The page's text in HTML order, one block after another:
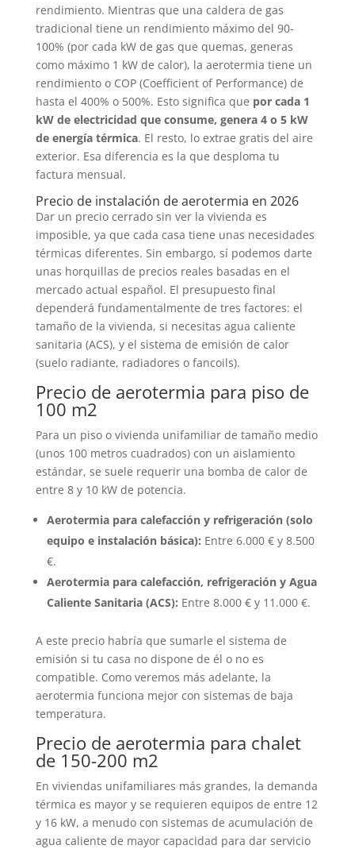
rendimiento. Mientras que una caldera de gas
tradicional tiene un rendimiento máximo del 90-
100% (por cada kW de gas que quemas, generas
como máximo 1 kW de calor), la aerotermia tiene un
rendimiento o COP (Coefficient of Performance) de
hasta el 400% o 500%. Esto significa que por cada 1
kW de electricidad que consume, genera 4 o 5 kW
de energía térmica. El resto, lo extrae gratis del aire
exterior. Esa diferencia es la que desploma tu
factura mensual.
Precio de instalación de aerotermia en 2026
Dar un precio cerrado sin ver la vivienda es
imposible, ya que cada casa tiene unas necesidades
térmicas diferentes. Sin embargo, sí podemos darte
unas horquillas de precios reales basadas en el
mercado actual español. El presupuesto final
dependerá fundamentalmente de tres factores: el
tamaño de la vivienda, si necesitas agua caliente
sanitaria (ACS), y el sistema de emisión de calor
(suelo radiante, radiadores o fancoils).
Precio de aerotermia para piso de
100 m2
Para un piso o vivienda unifamiliar de tamaño medio
(unos 100 metros cuadrados) con un aislamiento
estándar, se suele requerir una bomba de calor de
entre 8 y 10 kW de potencia.
Aerotermia para calefacción y refrigeración (solo
equipo e instalación básica): Entre 6.000 € y 8.500
€.
Aerotermia para calefacción, refrigeración y Agua
Caliente Sanitaria (ACS): Entre 8.000 € y 11.000 €.
A este precio habría que sumarle el sistema de
emisión si tu casa no dispone de él o no es
compatible. Como veremos más adelante, la
aerotermia funciona mejor con sistemas de baja
temperatura.
Precio de aerotermia para chalet
de 150-200 m2
En viviendas unifamiliares más grandes, la demanda
térmica es mayor y se requieren equipos de entre 12
y 16 kW, a menudo con sistemas de acumulación de
agua caliente de mayor capacidad para dar servicio